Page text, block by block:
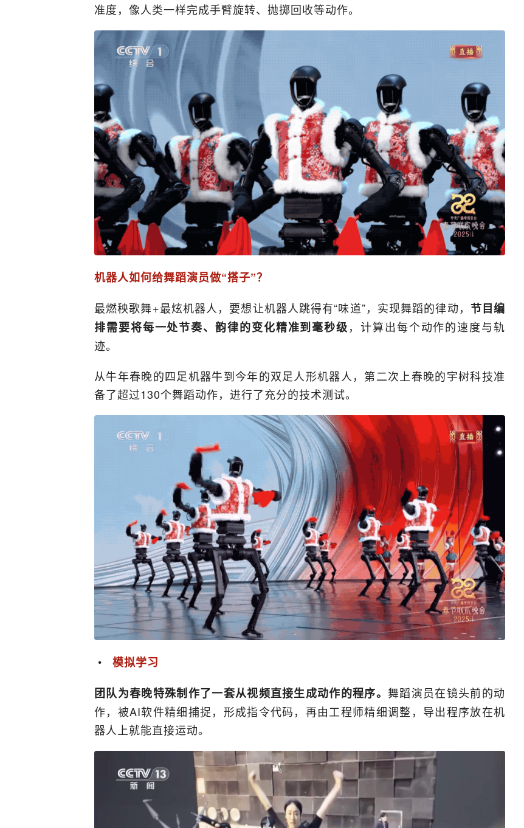
准度，像人类一样完成手臂旋转、抛掷回收等动作。
机器人如何给舞蹈演员做“搭子”？
最燃秧歌舞+最炫机器人，要想让机器人跳得有“味道”，实现舞蹈的律动， 节目编
排需要将每一处节奏、韵律的变化精准到毫秒级，计算出每个动作的速度与轨
迹。
从牛年春晚的四足机器牛到今年的双足人形机器人，第二次上春晚的宇树科技准
备了超过130个舞蹈动作，进行了充分的技术测试。
模拟学习
团队为春晚特殊制作了一套从视频直接生成动作的程序。 舞蹈演员在镜头前的动
作，被AI软件精细捕捉，形成指令代码，再由工程师精细调整，导出程序放在机
器人上就能直接运动。